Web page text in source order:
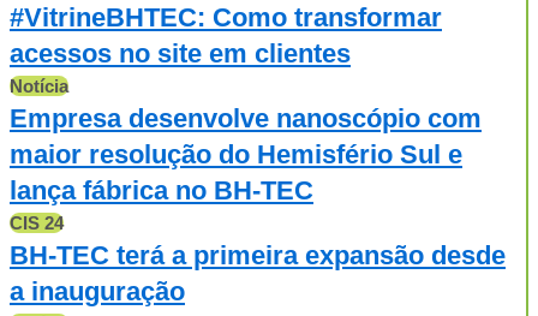
#VitrineBHTEC: Como transformar
acessos no site em clientes
Notícia
Empresa desenvolve nanoscópio com
maior resolução do Hemisfério Sul e
lança fábrica no BH-TEC
CIS 24
BH-TEC terá a primeira expansão desde
a inauguração